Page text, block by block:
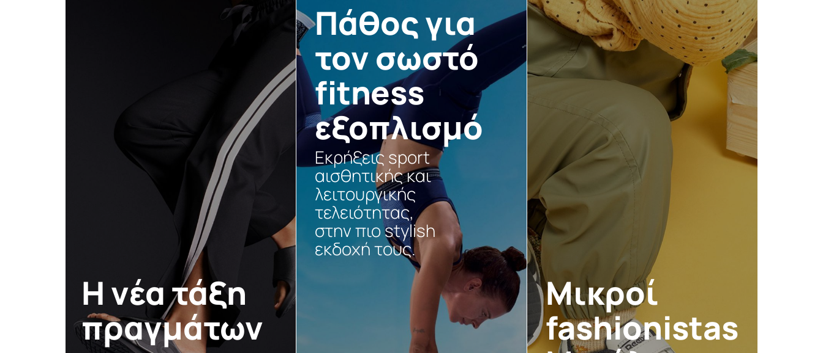
Η νέα τάξη
πραγμάτων
Πάθος για
τον σωστό
fitness
εξοπλισμό
Εκρήξεις sport
αισθητικής και
λειτουργικής
τελειότητας,
στην πιο stylish
εκδοχή τους.
Μικροί
fashionistas